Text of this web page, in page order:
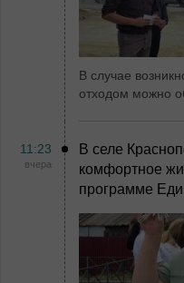
В случае
отходом можно
11:23
вчера
В селе
комфортное
программе